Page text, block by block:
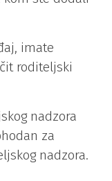
imate
roditeljski
nadzora
za
nadzora.